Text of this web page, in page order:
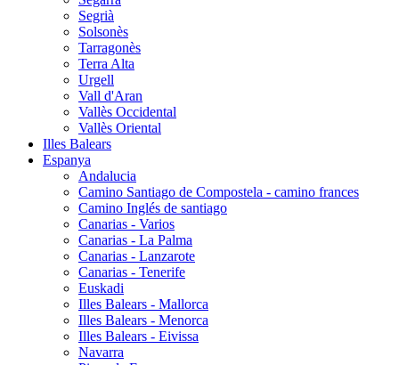
Segrià
Solsonès
Tarragonès
Terra Alta
Urgell
Vall d'Aran
Vallès Occidental
Vallès Oriental
Illes Balears
Espanya
Andalucia
Camino Santiago de Compostela - camino frances
Camino Inglés de santiago
Canarias - Varios
Canarias - La Palma
Canarias - Lanzarote
Canarias - Tenerife
Euskadi
Illes Balears - Mallorca
Illes Balears - Menorca
Illes Balears - Eivissa
Navarra